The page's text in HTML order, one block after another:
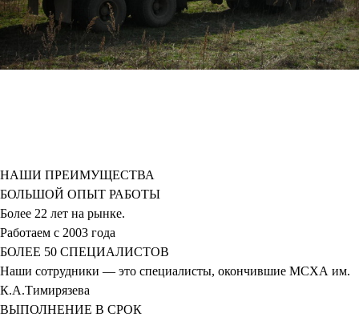
НАШИ ПРЕИМУЩЕСТВА
БОЛЬШОЙ ОПЫТ РАБОТЫ
Более 22 лет на рынке.
Работаем с 2003 года
БОЛЕЕ 50 СПЕЦИАЛИСТОВ
Наши сотрудники — это специалисты, окончившие МСХА им.
К.А.Тимирязева
ВЫПОЛНЕНИЕ В СРОК